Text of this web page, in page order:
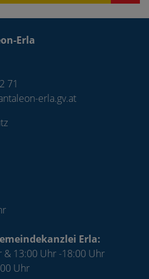
Erla
71
erla.gv.at
Erla:
& 13:00 Uhr -18:00 Uhr
Uhr